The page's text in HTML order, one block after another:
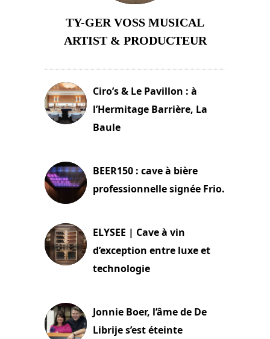
TY-GER VOSS MUSICAL
ARTIST & PRODUCTEUR
Ciro’s & Le Pavillon : à
l’Hermitage Barrière, La
Baule
BEER150 : cave à bière
professionnelle signée Frio.
ELYSEE | Cave à vin
d’exception entre luxe et
technologie
Jonnie Boer, l’âme de De
Librije s’est éteinte